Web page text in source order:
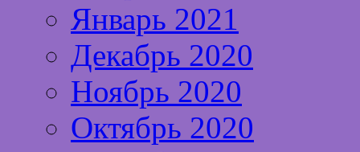
Январь 2021
Декабрь 2020
Ноябрь 2020
Октябрь 2020